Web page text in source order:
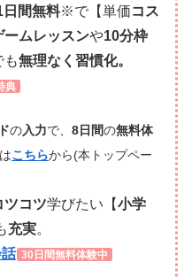
日間無料※で【単価コス
ームレッスンや10分枠
も無理なく習慣化。
典
の入力で、 8日間の無料体
はこちらから(本トップペー
ツコツ学びたい【小学
充実。
30日間無料体験中